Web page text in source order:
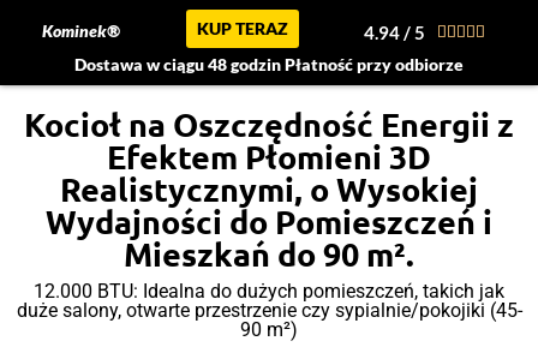
Kominek® KUP TERAZ 4.94 / 5     
Dostawa w ciągu 48 godzin Płatność przy odbiorze
Kocioł na Oszczędność Energii z
Efektem Płomieni 3D
Realistycznymi, o Wysokiej
Wydajności do Pomieszczeń i
Mieszkań do 90 m².
12.000 BTU: Idealna do dużych pomieszczeń, takich jak
duże salony, otwarte przestrzenie czy sypialnie/pokojiki (45-
90 m²)